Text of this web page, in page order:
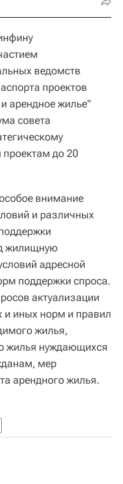
ведомств
проектов
арендное жилье"
совета
до 20
внимание
и различных
жилищную
адресной
поддержки спроса.
актуализации
и иных норм и правил
жилья,
жилья нуждающихся
мер
арендного жилья.